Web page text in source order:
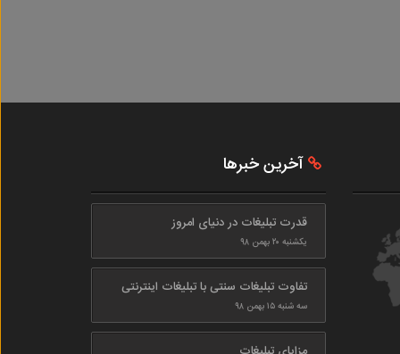
آخرین خبرها
قدرت تبلیغات در دنیای امروز
یکشنبه ۲۰ بهمن ۹۸
تفاوت تبلیغات سنتی با تبلیغات اینترنتی
سه شنبه ۱۵ بهمن ۹۸